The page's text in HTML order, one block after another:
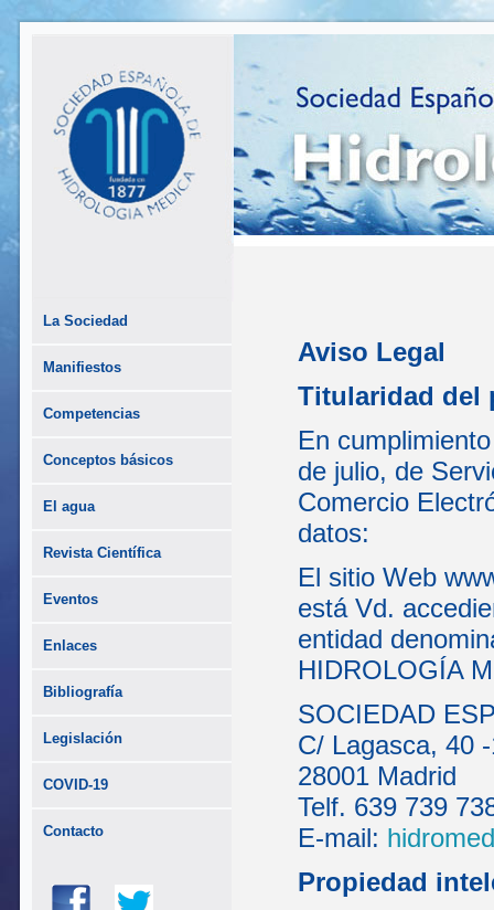
La Sociedad
Manifiestos
Competencias
Conceptos básicos
El agua
Revista Científica
Eventos
Enlaces
Bibliografía
Legislación
COVID-19
Contacto
Aviso Legal
Titularidad del
En
de julio, de
Comercio
datos:
El sitio Web
está Vd.
entidad
HIDROLOGÍA
SOCIEDAD
C/ Lagasca, 40
28001 Madrid
Telf. 639 739
E-mail:
Propiedad